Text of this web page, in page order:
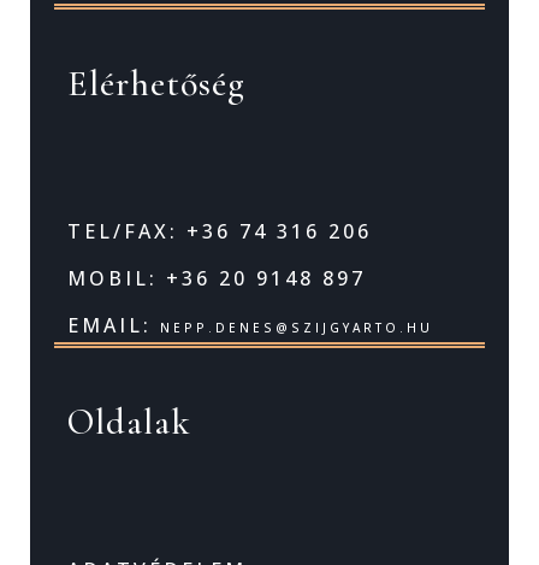
Elérhetőség
TEL/FAX: +36 74 316 206
MOBIL: +36 20 9148 897
EMAIL:
NEPP.DENES@SZIJGYARTO.HU
Oldalak